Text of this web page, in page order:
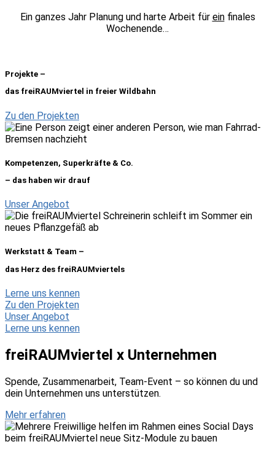
Ein ganzes Jahr Planung und harte Arbeit für einfinales
Wochenende…
Projekte –
das freiRAUMviertel in freier Wildbahn
Zu den Projekten
Kompetenzen, Superkräfte & Co.
– das haben wir drauf
Unser Angebot
Werkstatt & Team –
das Herz des freiRAUMviertels
Lerne uns kennen
Zu den Projekten
Unser Angebot
Lerne uns kennen
freiRAUMviertel x Unternehmen
Spende, Zusammenarbeit, Team-Event – so können du und
dein Unternehmen uns unterstützen.
Mehr erfahren